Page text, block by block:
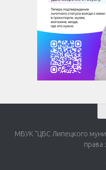
МБУК "ЦБС Липецкого